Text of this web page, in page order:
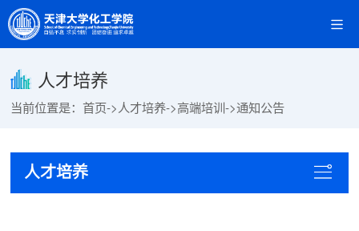
人才培养
当前位置是：首页->人才培养->高端培训->通知公告
人才培养